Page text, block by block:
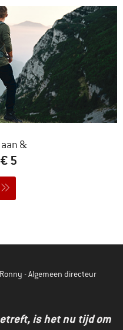
&
5
- Algemeen directeur
is het nu tijd om